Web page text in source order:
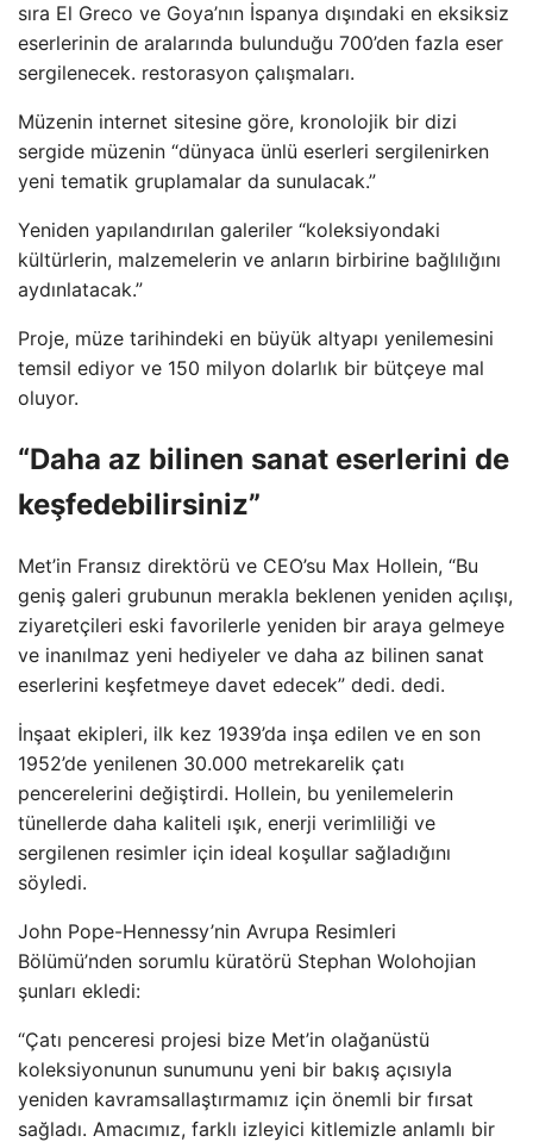
sıra El Greco ve Goya’nın İspanya dışındaki en eksiksiz
eserlerinin de aralarında bulunduğu 700’den fazla eser
sergilenecek. restorasyon çalışmaları.
Müzenin internet sitesine göre, kronolojik bir dizi
sergide müzenin “dünyaca ünlü eserleri sergilenirken
yeni tematik gruplamalar da sunulacak.”
Yeniden yapılandırılan galeriler “koleksiyondaki
kültürlerin, malzemelerin ve anların birbirine bağlılığını
aydınlatacak.”
Proje, müze tarihindeki en büyük altyapı yenilemesini
temsil ediyor ve 150 milyon dolarlık bir bütçeye mal
oluyor.
“Daha az bilinen sanat eserlerini de
keşfedebilirsiniz”
Met’in Fransız direktörü ve CEO’su Max Hollein, “Bu
geniş galeri grubunun merakla beklenen yeniden açılışı,
ziyaretçileri eski favorilerle yeniden bir araya gelmeye
ve inanılmaz yeni hediyeler ve daha az bilinen sanat
eserlerini keşfetmeye davet edecek” dedi. dedi.
İnşaat ekipleri, ilk kez 1939’da inşa edilen ve en son
1952’de yenilenen 30.000 metrekarelik çatı
pencerelerini değiştirdi. Hollein, bu yenilemelerin
tünellerde daha kaliteli ışık, enerji verimliliği ve
sergilenen resimler için ideal koşullar sağladığını
söyledi.
John Pope-Hennessy’nin Avrupa Resimleri
Bölümü’nden sorumlu küratörü Stephan Wolohojian
şunları ekledi:
“Çatı penceresi projesi bize Met’in olağanüstü
koleksiyonunun sunumunu yeni bir bakış açısıyla
yeniden kavramsallaştırmamız için önemli bir fırsat
sağladı. Amacımız, farklı izleyici kitlemizle anlamlı bir